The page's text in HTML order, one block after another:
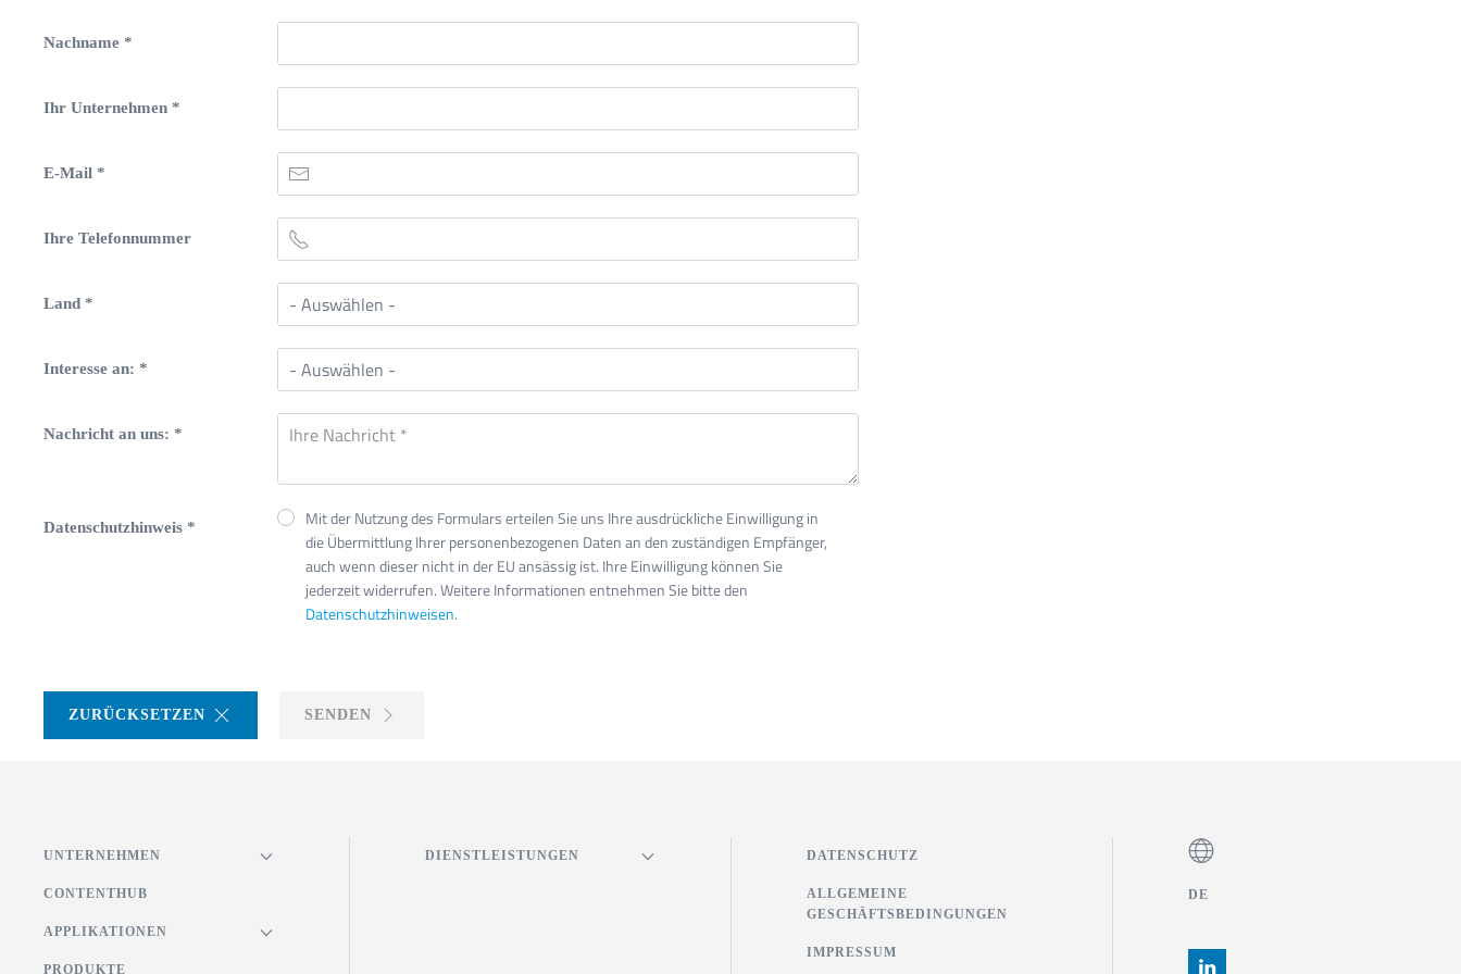
Nachname *
Ihr Unternehmen *
E-Mail *
Ihre Telefonnummer
Land *
Interesse an: *
Nachricht an uns: *
Datenschutzhinweis *
Mit der Nutzung des Formulars erteilen Sie uns Ihre ausdrückliche Einwilligung in
die Übermittlung Ihrer personenbezogenen Daten an den zuständigen Empfänger,
auch wenn dieser nicht in der EU ansässig ist. Ihre Einwilligung können Sie
jederzeit widerrufen. Weitere Informationen entnehmen Sie bitte den
Datenschutzhinweisen.
ZURÜCKSETZEN SENDEN
UNTERNEHMEN
CONTENTHUB
APPLIKATIONEN
PRODUKTE
DIENSTLEISTUNGEN DATENSCHUTZ
ALLGEMEINE
GESCHÄFTSBEDINGUNGEN
IMPRESSUM
DE